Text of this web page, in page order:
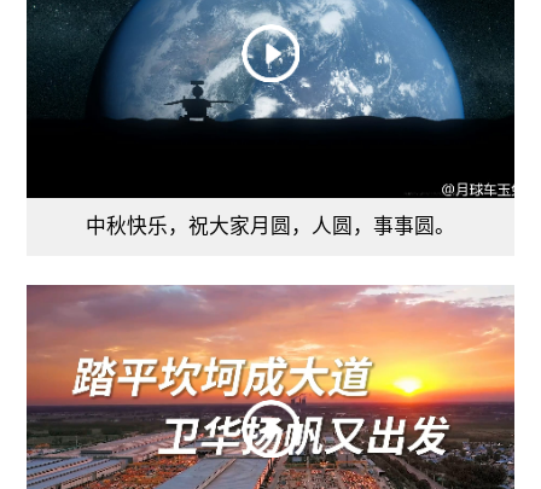
中秋快乐，祝大家月圆，人圆，事事圆。